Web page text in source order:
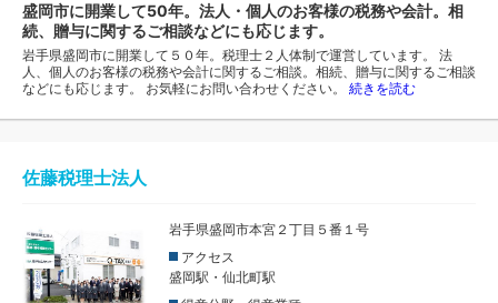
盛岡市に開業して50年。法人・個人のお客様の税務や会計。相
続、贈与に関するご相談などにも応じます。
岩手県盛岡市に開業して５０年。税理士２人体制で運営しています。 法
人、個人のお客様の税務や会計に関するご相談。相続、贈与に関するご相談
などにも応じます。 お気軽にお問い合わせください。 続きを読む
佐藤税理士法人
岩手県盛岡市本宮２丁目５番１号
アクセス
盛岡駅・仙北町駅